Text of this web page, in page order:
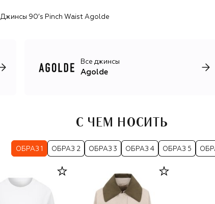
Джинсы 90’s Pinch Waist Agolde
Все джинсы
Agolde
С ЧЕМ НОСИТЬ
ОБРАЗ 1 ОБРАЗ 2 ОБРАЗ 3 ОБРАЗ 4 ОБРАЗ 5